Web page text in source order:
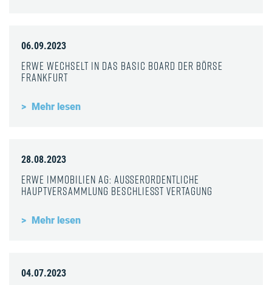
06.09.2023
ERWE wechselt in das Basic Board der Börse
Frankfurt
Mehr lesen
28.08.2023
ERWE Immobilien AG: Außerordentliche
Hauptversammlung beschließt Vertagung
Mehr lesen
04.07.2023